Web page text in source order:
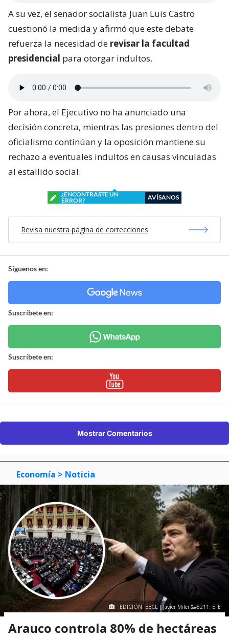
A su vez, el senador socialista Juan Luis Castro
cuestionó la medida y afirmó que este debate
refuerza la necesidad de revisar la facultad
presidencial para otorgar indultos.
Por ahora, el Ejecutivo no ha anunciado una
decisión concreta, mientras las presiones dentro del
oficialismo continúan y la oposición mantiene su
rechazo a eventuales indultos en causas vinculadas
al estallido social.
¿ENCONTRASTE UN
ERROR?
AVÍSANOS
Revisa nuestra página de correcciones
Síguenos en:
Suscríbete en:
Suscríbete en:
Mostrar Comentarios
Economía > Noticia
EDICIÓN: BBCL | Javier Milei &#8211; EFE
Arauco controla 80% de hectáreas